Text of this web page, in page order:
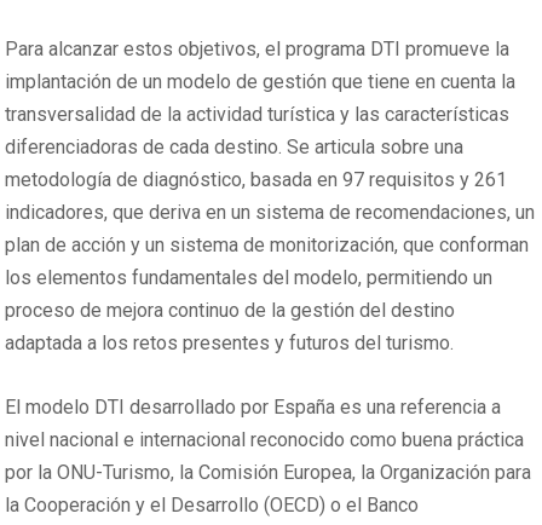
Para alcanzar estos objetivos, el programa DTI promueve la
implantación de un modelo de gestión que tiene en cuenta la
transversalidad de la actividad turística y las características
diferenciadoras de cada destino. Se articula sobre una
metodología de diagnóstico, basada en 97 requisitos y 261
indicadores, que deriva en un sistema de recomendaciones, un
plan de acción y un sistema de monitorización, que conforman
los elementos fundamentales del modelo, permitiendo un
proceso de mejora continuo de la gestión del destino
adaptada a los retos presentes y futuros del turismo.
El modelo DTI desarrollado por España es una referencia a
nivel nacional e internacional reconocido como buena práctica
por la ONU-Turismo, la Comisión Europea, la Organización para
la Cooperación y el Desarrollo (OECD) o el Banco